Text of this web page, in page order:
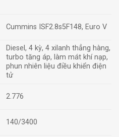
Cummins ISF2.8s5F148, Euro V
Diesel, 4 kỳ, 4 xilanh thẳng hàng,
turbo tăng áp, làm mát khí nạp,
phun nhiên liệu điều khiển điện
tử
2.776
140/3400